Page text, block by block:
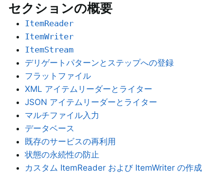
セクションの概要
ItemReader
ItemWriter
ItemStream
デリゲートパターンとステップへの登録
フラットファイル
XML アイテムリーダーとライター
JSON アイテムリーダーとライター
マルチファイル入力
データベース
既存のサービスの再利用
状態の永続性の防止
カスタム ItemReader および ItemWriter の作成